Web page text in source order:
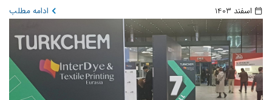
اسفند 1403 ادامه مطلب